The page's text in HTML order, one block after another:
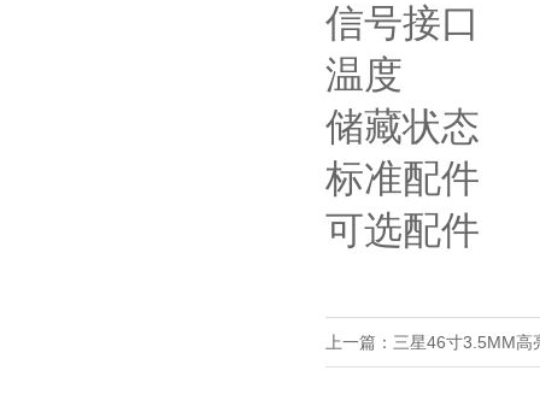
信号接口
温度
储藏状态
标准配件
可选配件
上一篇： 三星46寸3.5MM高